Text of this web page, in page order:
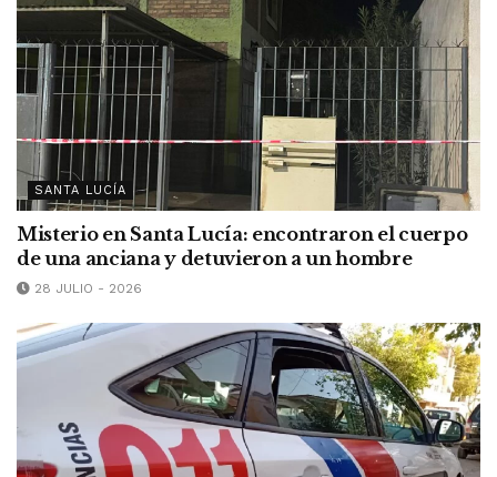
SANTA LUCÍA
Misterio en Santa Lucía: encontraron el cuerpo
de una anciana y detuvieron a un hombre
28 JULIO - 2026